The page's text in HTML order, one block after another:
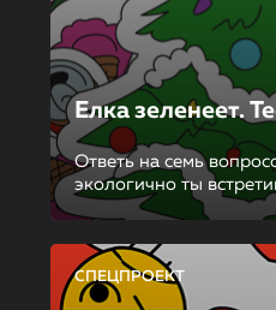
Елка зеленеет.
Ответь на семь
экологично ты
СПЕЦПРОЕКТ